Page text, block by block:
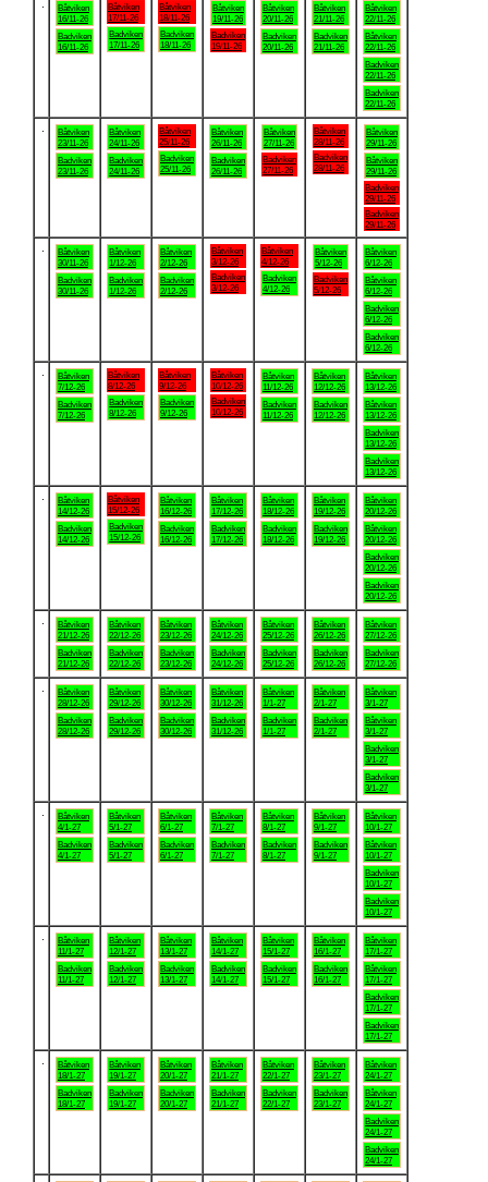
Båtviken
16/11-26
Badviken
16/11-26
Båtviken
17/11-26
Badviken
17/11-26
Båtviken
18/11-26
Badviken
18/11-26
Båtviken
19/11-26
Badviken
19/11-26
Båtviken
20/11-26
Badviken
20/11-26
Båtviken
21/11-26
Badviken
21/11-26
Båtviken
22/11-26
Båtviken
22/11-26
Badviken
22/11-26
Badviken
22/11-26
Båtviken
23/11-26
Badviken
23/11-26
Båtviken
24/11-26
Badviken
24/11-26
Båtviken
25/11-26
Badviken
25/11-26
Båtviken
26/11-26
Badviken
26/11-26
Båtviken
27/11-26
Badviken
27/11-26
Båtviken
28/11-26
Badviken
28/11-26
Båtviken
29/11-26
Båtviken
29/11-26
Badviken
29/11-26
Badviken
29/11-26
Båtviken
30/11-26
Badviken
30/11-26
Båtviken
1/12-26
Badviken
1/12-26
Båtviken
2/12-26
Badviken
2/12-26
Båtviken
3/12-26
Badviken
3/12-26
Båtviken
4/12-26
Badviken
4/12-26
Båtviken
5/12-26
Badviken
5/12-26
Båtviken
6/12-26
Båtviken
6/12-26
Badviken
6/12-26
Badviken
6/12-26
Båtviken
7/12-26
Badviken
7/12-26
Båtviken
8/12-26
Badviken
8/12-26
Båtviken
9/12-26
Badviken
9/12-26
Båtviken
10/12-26
Badviken
10/12-26
Båtviken
11/12-26
Badviken
11/12-26
Båtviken
12/12-26
Badviken
12/12-26
Båtviken
13/12-26
Båtviken
13/12-26
Badviken
13/12-26
Badviken
13/12-26
Båtviken
14/12-26
Badviken
14/12-26
Båtviken
15/12-26
Badviken
15/12-26
Båtviken
16/12-26
Badviken
16/12-26
Båtviken
17/12-26
Badviken
17/12-26
Båtviken
18/12-26
Badviken
18/12-26
Båtviken
19/12-26
Badviken
19/12-26
Båtviken
20/12-26
Båtviken
20/12-26
Badviken
20/12-26
Badviken
20/12-26
Båtviken
21/12-26
Badviken
21/12-26
Båtviken
22/12-26
Badviken
22/12-26
Båtviken
23/12-26
Badviken
23/12-26
Båtviken
24/12-26
Badviken
24/12-26
Båtviken
25/12-26
Badviken
25/12-26
Båtviken
26/12-26
Badviken
26/12-26
Båtviken
27/12-26
Badviken
27/12-26
Båtviken
28/12-26
Badviken
28/12-26
Båtviken
29/12-26
Badviken
29/12-26
Båtviken
30/12-26
Badviken
30/12-26
Båtviken
31/12-26
Badviken
31/12-26
Båtviken
1/1-27
Badviken
1/1-27
Båtviken
2/1-27
Badviken
2/1-27
Båtviken
3/1-27
Båtviken
3/1-27
Badviken
3/1-27
Badviken
3/1-27
Båtviken
4/1-27
Badviken
4/1-27
Båtviken
5/1-27
Badviken
5/1-27
Båtviken
6/1-27
Badviken
6/1-27
Båtviken
7/1-27
Badviken
7/1-27
Båtviken
8/1-27
Badviken
8/1-27
Båtviken
9/1-27
Badviken
9/1-27
Båtviken
10/1-27
Båtviken
10/1-27
Badviken
10/1-27
Badviken
10/1-27
Båtviken
11/1-27
Badviken
11/1-27
Båtviken
12/1-27
Badviken
12/1-27
Båtviken
13/1-27
Badviken
13/1-27
Båtviken
14/1-27
Badviken
14/1-27
Båtviken
15/1-27
Badviken
15/1-27
Båtviken
16/1-27
Badviken
16/1-27
Båtviken
17/1-27
Båtviken
17/1-27
Badviken
17/1-27
Badviken
17/1-27
Båtviken
18/1-27
Badviken
18/1-27
Båtviken
19/1-27
Badviken
19/1-27
Båtviken
20/1-27
Badviken
20/1-27
Båtviken
21/1-27
Badviken
21/1-27
Båtviken
22/1-27
Badviken
22/1-27
Båtviken
23/1-27
Badviken
23/1-27
Båtviken
24/1-27
Båtviken
24/1-27
Badviken
24/1-27
Badviken
24/1-27